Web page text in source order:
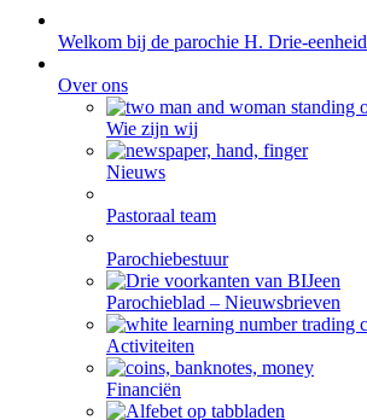
Welkom bij de parochie H. Drie-eenheid
Over ons
Wie zijn wij
Nieuws
Pastoraal team
Parochiebestuur
Parochieblad – Nieuwsbrieven
Activiteiten
Financiën